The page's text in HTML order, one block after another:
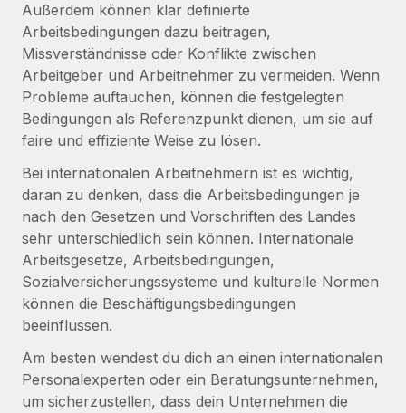
Benefits
Mühelose Verwaltung von Benefits
Gusto und Zero und Contractor Management
Plus
Auch im neuen Jahr wollen wir bei Remote Unternehmen
aller Größen dabei unterstützen, die beste...
Mehr erfahren
Wie Phiture 55 Mitarbeiter:innen in 19 Ländern
mit Remote verwaltet
Phiture ist der unumstrittene Marktführer im Bereich der
Wachstumsberatung für mobile Apps. Das...
Mehr erfahren
Außerdem können klar definierte
Arbeitsbedingungen dazu beitragen,
Missverständnisse oder Konflikte zwischen
Arbeitgeber und Arbeitnehmer zu vermeiden. Wenn
Probleme auftauchen, können die festgelegten
Bedingungen als Referenzpunkt dienen, um sie auf
faire und effiziente Weise zu lösen.
Bei internationalen Arbeitnehmern ist es wichtig,
daran zu denken, dass die Arbeitsbedingungen je
nach den Gesetzen und Vorschriften des Landes
sehr unterschiedlich sein können. Internationale
Arbeitsgesetze, Arbeitsbedingungen,
Sozialversicherungssysteme und kulturelle Normen
können die Beschäftigungsbedingungen
beeinflussen.
Am besten wendest du dich an einen internationalen
Personalexperten oder ein Beratungsunternehmen,
um sicherzustellen, dass dein Unternehmen die